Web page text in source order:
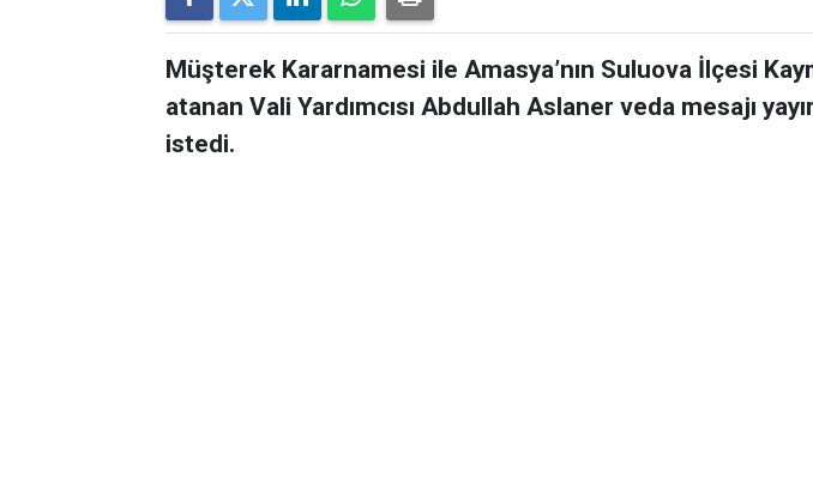
Müşterek Kararnamesi ile Amasya’nın Suluova İlçesi
atanan Vali Yardımcısı Abdullah Aslaner veda mesajı
istedi.